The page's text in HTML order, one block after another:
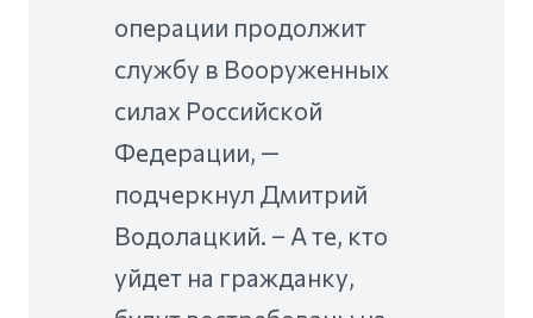
операции продолжит
службу в Вооруженных
силах Российской
Федерации, —
подчеркнул Дмитрий
Водолацкий. – А те, кто
уйдет на гражданку,